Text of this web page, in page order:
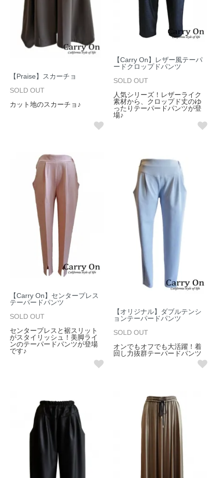
【Praise】スカーチョ
SOLD OUT
カット地のスカーチョ♪
【Carry On】レザー風テーパ
ードクロップドパンツ
SOLD OUT
人気シリーズ！レザーライク
素材から、クロップド丈のゆ
ったりテーパードパンツが登
場♪
【Carry On】センタープレス
テーパードパンツ
SOLD OUT
センタープレスと裾スリット
がスタイリッシュ！美脚ライ
ンのテーパードパンツが登場
です♪
【オリジナル】ダブルテンシ
ョンテーパードパンツ
SOLD OUT
オンでもオフでも大活躍！着
回し力抜群テーパードパンツ